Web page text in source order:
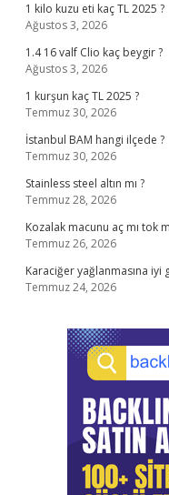
1 kilo kuzu eti kaç TL 2025 ?
Ağustos 3, 2026
1.4 16 valf Clio kaç beygir ?
Ağustos 3, 2026
1 kurşun kaç TL 2025 ?
Temmuz 30, 2026
İstanbul BAM hangi ilçede ?
Temmuz 30, 2026
Stainless steel altın mı ?
Temmuz 28, 2026
Kozalak macunu aç mı tok
Temmuz 26, 2026
Karaciğer yağlanmasına
Temmuz 24, 2026